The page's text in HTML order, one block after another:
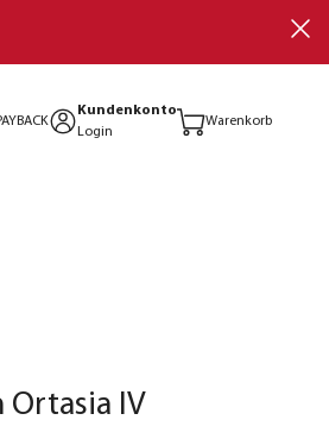
Kundenkonto
Login
Warenkorb
Ortasia IV